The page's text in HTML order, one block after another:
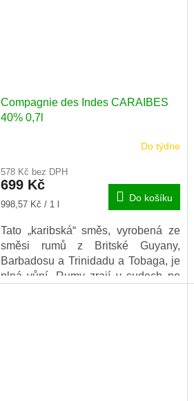
Compagnie des Indes CARAIBES
40% 0,7l
Do týdne
578 Kč bez DPH
699 Kč
Měrná
998,57 Kč / 1 l
Do košíku
Tato „karibská“ směs, vyrobená ze
směsi rumů z Britské Guyany,
Barbadosu a Trinidadu a Tobaga, je
plná vůní. Rumy zrají v sudech po